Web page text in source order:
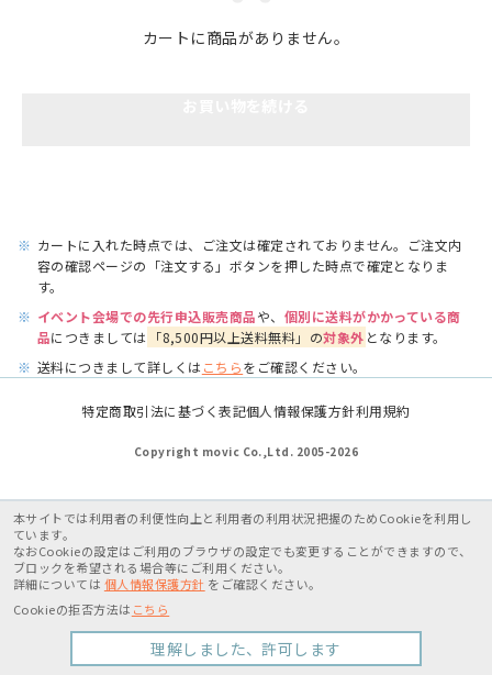
カートに商品がありません。
※ カートに入れた時点では、ご注文は確定されておりません。ご注文内
容の確認ページの「注文する」ボタンを押した時点で確定となりま
す。
※ イベント会場での先行申込販売商品や、 個別に送料がかかっている商
品につきましては 「8,500円以上送料無料」の対象外 となります。
※ 送料につきまして詳しくはこちらをご確認ください。
特定商取引法に基づく表記個人情報保護方針利用規約
Copyright movic Co.,Ltd. 2005-2026
本サイトでは利用者の利便性向上と利用者の利用状況把握のためCookieを利用し
ています。
なおCookieの設定はご利用のブラウザの設定でも変更することができますので、
ブロックを希望される場合等にご利用ください。
詳細については 個人情報保護方針 をご確認ください。
Cookieの拒否方法は こちら
理解しました、許可します